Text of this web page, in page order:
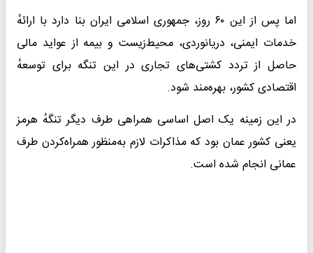
اما پس از این ۶۰ روز، جمهوری اسلامی ایران بنا دارد با ارائهٔ
خدمات ایمنی، دریانوردی، محیط‌زیست و بیمه از عواید مالی
حاصل از تردد کشتی‌های تجاری در این تنگه برای توسعهٔ
اقتصادی کشور، بهره‌مند شود.
در این زمینه یک اصل اساسی همراهی طرف دیگر تنگهٔ هرمز
یعنی کشور عمان بود که مذاکرات لازم به‌منظور همراه‌کردن طرف
عمانی انجام شده است.